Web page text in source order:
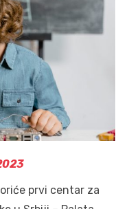
prvi centar za